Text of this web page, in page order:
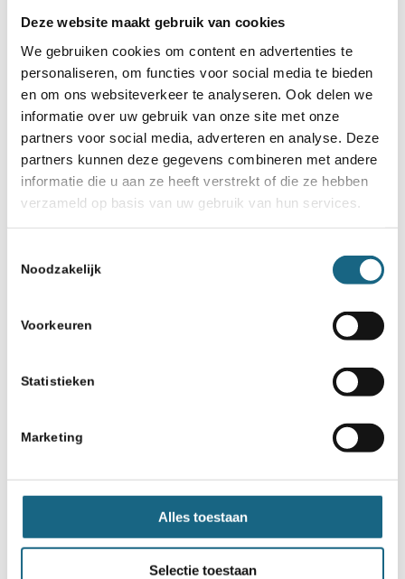
Deze website maakt gebruik van cookies
We gebruiken cookies om content en advertenties te
personaliseren, om functies voor social media te bieden
en om ons websiteverkeer te analyseren. Ook delen we
informatie over uw gebruik van onze site met onze
partners voor social media, adverteren en analyse. Deze
partners kunnen deze gegevens combineren met andere
informatie die u aan ze heeft verstrekt of die ze hebben
verzameld op basis van uw gebruik van hun services.
Noodzakelijk
Voorkeuren
Statistieken
Marketing
Alles toestaan
Selectie toestaan